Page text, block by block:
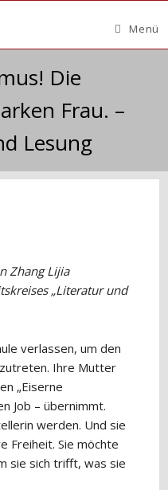
Menü
Die
Frau. –
Lesung
Zhang Lijia
„Literatur und
verlassen, um den
Ihre Mutter
„Eiserne
Job – übernimmt.
werden. Und sie
Freiheit. Sie möchte
sie sich trifft, was sie